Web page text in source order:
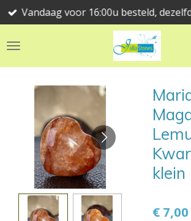
Ga
direct
naar
Vandaag voor 16:00u besteld,
klein
€ 7,00